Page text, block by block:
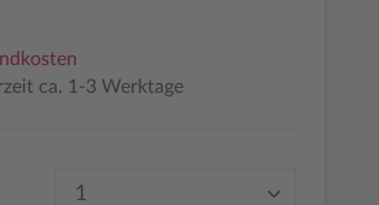
ca. 1-3 Werktage
Produkt Anzahl: Gib